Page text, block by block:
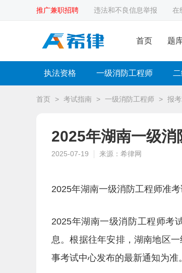
推广兼职招聘 违法和不良信息举报 在
首页 题
执法资格 一级消防工程师
首页 > 考试指南 > 一级消防工程师 > 报
2025年湖南一级消
2025-07-19 来源：希律网
2025年湖南一级消防工程师准
2025年湖南一级消防工程师考
息。根据往年安排，湖南地区
事考试中心发布的最新通知为准。